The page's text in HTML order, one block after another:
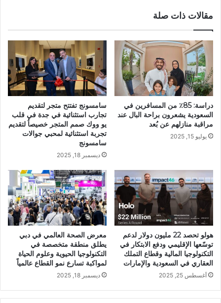
مقالات ذات صلة
دراسة: 85٪ من المسافرين في
السعودية يشعرون براحة البال عند
مراقبة منازلهم عن بُعد
يوليو 15, 2025
سامسونج تفتتح متجر لتقديم
تجارب استثنائية في جدة في قلب
يو ووك صمم المتجر خصيصاُ لتقديم
تجربة استثنائية لمحبي جوالات
سامسونج
ديسمبر 18, 2025
هولو تحصد 22 مليون دولار لدعم
توسّعها الإقليمي ودفع الابتكار في
التكنولوجيا المالية وقطاع التملك
العقاري في السعودية والإمارات
أغسطس 25, 2025
معرض الصحة العالمي في دبي
يطلق منطقة متخصصة في
التكنولوجيا الحيوية وعلوم الحياة
لمواكبة تسارع نمو القطاع عالمياً
ديسمبر 18, 2025